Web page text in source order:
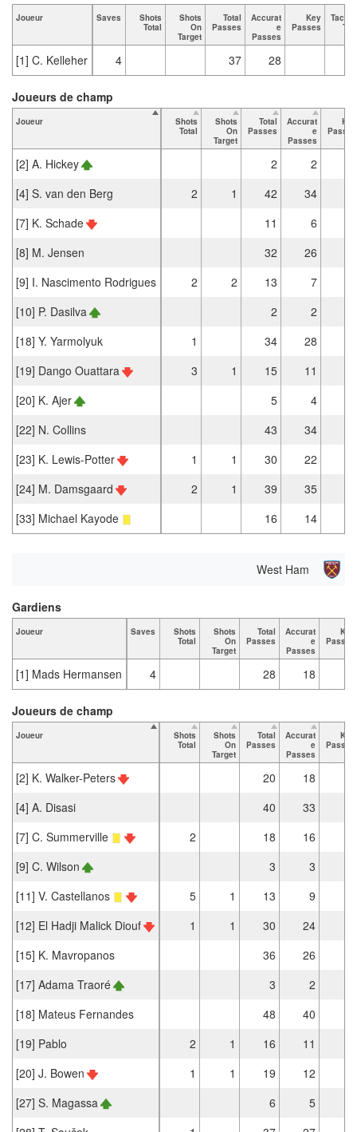
Joueur Saves
Shots
Total
Shots
On
Target
Total
Passes
Accurat
e
Passes
Key
Passes
[1] C. Kelleher 4 37 28
Joueur
Shots
Total
Shots
On
Target
Total
Passes
Accurat
e
Passes
Key
Passes
[2] A. Hickey 2
2
[4] S. van den Berg
2 1 42
34
[7] K. Schade
11
6
[8] M. Jensen
32 26
[9] I. Nascimento Rodrigues
2 2 13
7
[10] P. Dasilva
2
2
[18] Y. Yarmolyuk
1 34 28
[19] Dango Ouattara
3 1 15
11
[20] K. Ajer
5
4
[22] N. Collins
43 34
[23] K. Lewis-Potter
1 1 30 22
[24] M. Damsgaard
2 1 39 35
[33] Michael Kayode
16 14
Joueurs de champ
West Ham
Joueur Saves
Shots
Total
Shots
On
Target
Total
Passes
Accurat
e
Passes
Key
Passes
[1] Mads Hermansen 4 28 18
Gardiens
Joueur
Shots
Total
Shots
On
Target
Total
Passes
Accurat
e
Passes
Key
Passes
[2] K. Walker-Peters 20
18
[4] A. Disasi
40
33
[7] C. Summerville
2 18 16
[9] C. Wilson
3
3
[11] V. Castellanos
5 1 13 9
[12] El Hadji Malick Diouf
1 1 30 24
[15] K. Mavropanos
36
26
[17] Adama Traoré
3
2
[18] Mateus Fernandes
48
40
[19] Pablo
2 1 16 11
[20] J. Bowen
1 1 19 12
[27] S. Magassa
6
5
Joueurs de champ